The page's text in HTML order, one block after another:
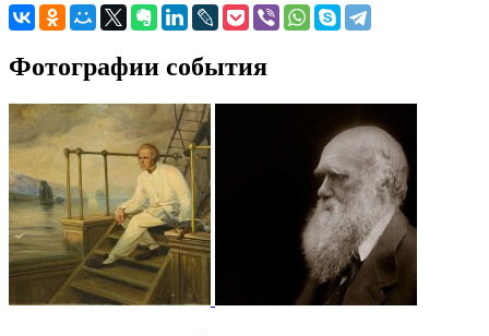
Фотографии события